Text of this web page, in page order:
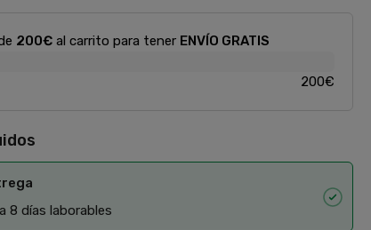
200€al carrito para tener ENVÍO GRATIS
200€
8 días laborables